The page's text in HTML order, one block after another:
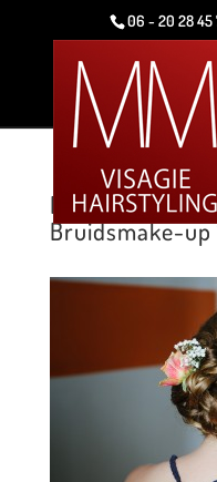
06 - 20 28 45
MMVisagie
Bruidsmake-up